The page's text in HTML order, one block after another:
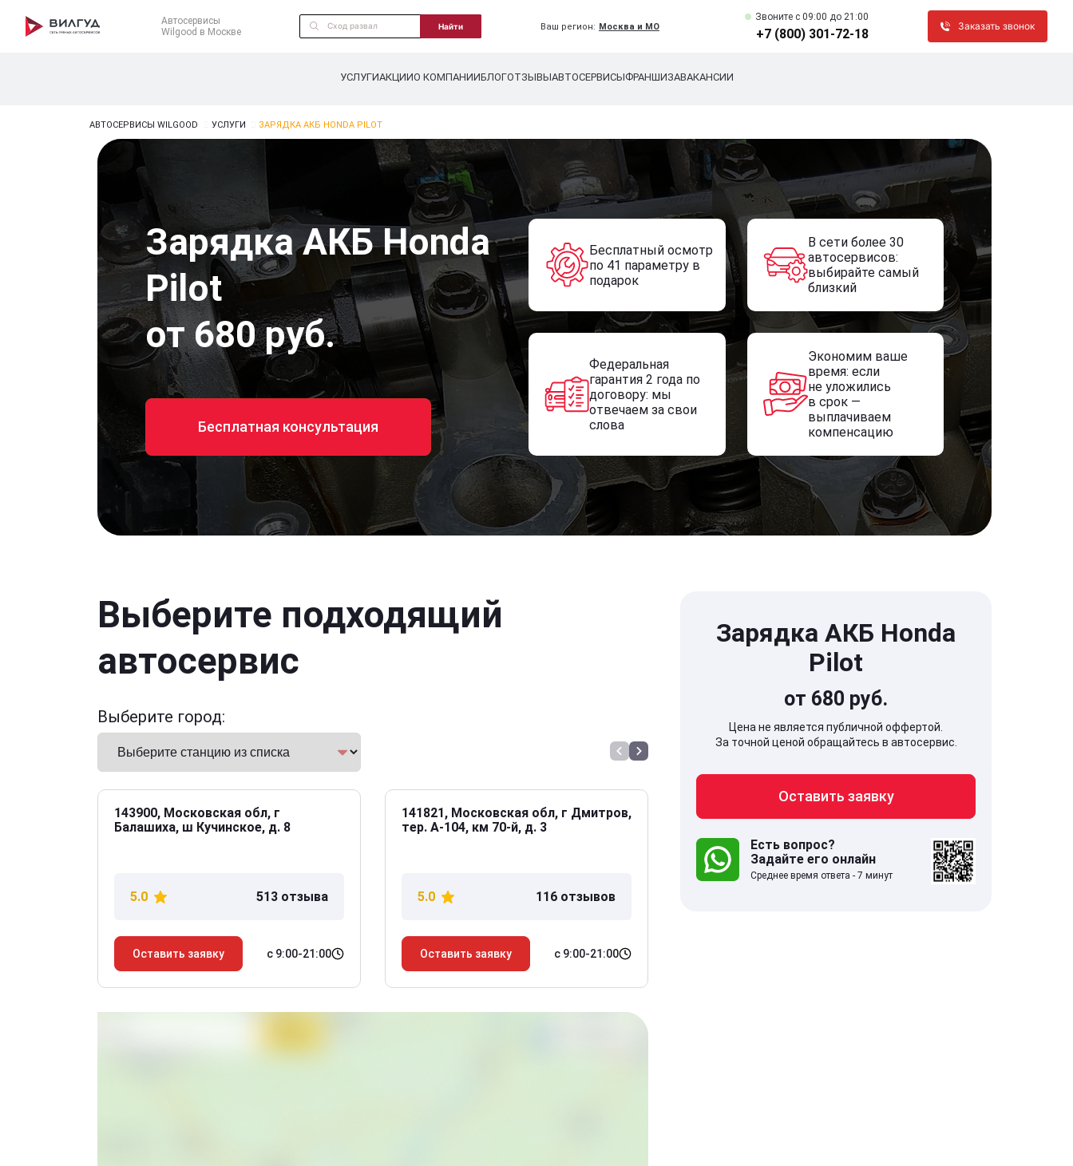
Автосервисы
Wilgood в Москве
Найти Ваш регион: Москва и МО
Звоните c 09:00 до 21:00
+7 (800) 301-72-18
Заказать звонок
УСЛУГИАКЦИИО КОМПАНИИБЛОГОТЗЫВЫАВТОСЕРВИСЫФРАНШИЗАВАКАНСИИ
АВТОСЕРВИСЫ WILGOOD УСЛУГИ ЗАРЯДКА АКБ HONDA PILOT
Зарядка АКБ Honda
Pilot
от 680 руб.
Бесплатная консультация
Бесплатный осмотр
по 41 параметру в
подарок
В сети более 30
автосервисов:
выбирайте самый
близкий
Федеральная
гарантия 2 года по
договору: мы
отвечаем за свои
слова
Экономим ваше
время: если
не уложились
в срок —
выплачиваем
компенсацию
Выберите подходящий
автосервис
Выберите город:
143900, Московская обл, г
Балашиха, ш Кучинское, д. 8
5.0 513 отзыва
Оставить заявку с 9:00-21:00
141821, Московская обл, г Дмитров,
тер. А-104, км 70-й, д. 3
5.0 116 отзывов
Оставить заявку с 9:00-21:00
141707, Московская обл,
дом 5
Зарядка АКБ Honda
Pilot
от 680 руб.
Цена не является публичной оффертой.
За точной ценой обращайтесь в автосервис.
Оставить заявку
Есть вопрос?
Задайте его онлайн
Среднее время ответа - 7 минут